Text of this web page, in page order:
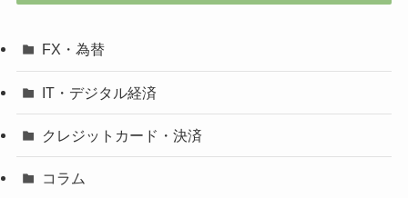
FX・為替
IT・デジタル経済
クレジットカード・決済
コラム